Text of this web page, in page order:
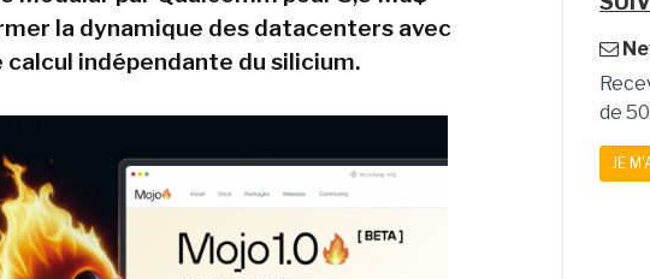
la dynamique des datacenters avec
calcul indépendante du silicium.
de
JE